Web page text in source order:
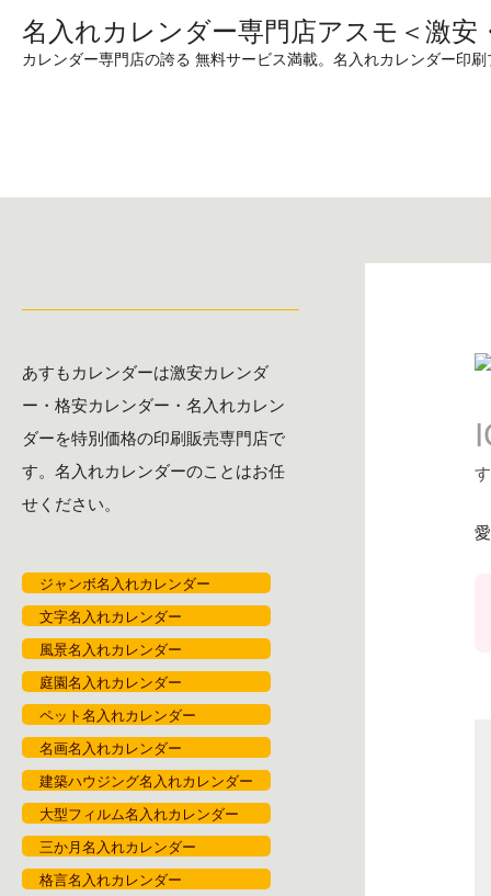
名入れカレンダー専門店アスモ＜激安
カレンダー専門店の誇る 無料サービス満載。名入れカレンダー印
あすもカレンダーは激安カレンダ
ー・格安カレンダー・名入れカレン
ダーを特別価格の印刷販売専門店で
す。名入れカレンダーのことはお任
せください。
ジャンボ名入れカレンダー
文字名入れカレンダー
風景名入れカレンダー
庭園名入れカレンダー
ペット名入れカレンダー
名画名入れカレンダー
建築ハウジング名入れカレンダー
大型フィルム名入れカレンダー
三か月名入れカレンダー
格言名入れカレンダー